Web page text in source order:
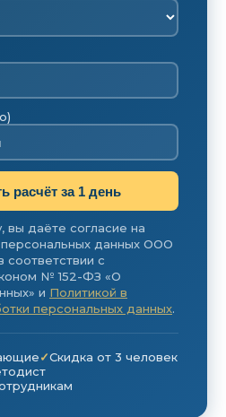
расчёт за 1 день
вы даёте согласие на
данных ООО
с
№ 152-ФЗ «О
и Политикой в
персональных данных.
Скидка от 3 человек